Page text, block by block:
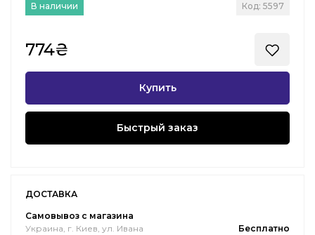
В наличии Код: 5597
774₴
Купить
Быстрый заказ
ДОСТАВКА
Самовывоз с магазина
Украина, г. Киев, ул. Ивана
Бесплатно